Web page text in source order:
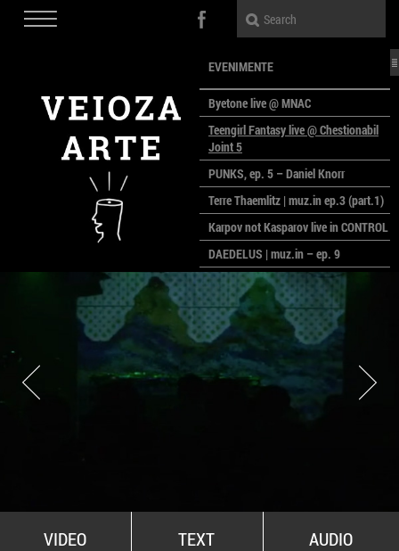
EVENIMENTE
Byetone live @ MNAC
Teengirl Fantasy live @ Chestionabil
Joint 5
PUNKS, ep. 5 – Daniel Knorr
Terre Thaemlitz | muz.in ep.3 (part.1)
Karpov not Kasparov live in CONTROL
DAEDELUS | muz.in – ep. 9
LALELE, LALELE – prima premieră a
anului la MACAZ
CinePOLSKA – filme poloneze la
București
PEOPLE OF ROMANIA se lansează la
galeria Simeza
All Stars For Outernational
VIDEO TEXT AUDIO